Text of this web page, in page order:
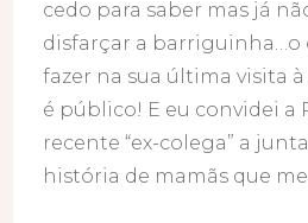
cedo para saber mas já
disfarçar a barriguinha…o
fazer na sua última visita
é público! E eu convidei a
recente “ex-colega” a
história de mamãs que